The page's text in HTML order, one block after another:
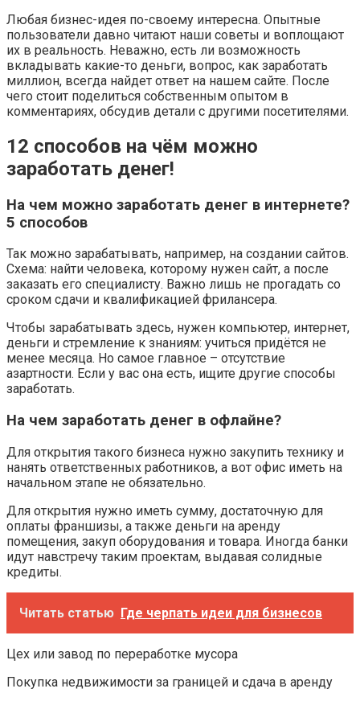
Любая бизнес-идея по-своему интересна. Опытные
пользователи давно читают наши советы и воплощают
их в реальность. Неважно, есть ли возможность
вкладывать какие-то деньги, вопрос, как заработать
миллион, всегда найдет ответ на нашем сайте. После
чего стоит поделиться собственным опытом в
комментариях, обсудив детали с другими посетителями.
12 способов на чём можно
заработать денег!
На чем можно заработать денег в интернете?
5 способов
Так можно зарабатывать, например, на создании сайтов.
Схема: найти человека, которому нужен сайт, а после
заказать его специалисту. Важно лишь не прогадать со
сроком сдачи и квалификацией фрилансера.
Чтобы зарабатывать здесь, нужен компьютер, интернет,
деньги и стремление к знаниям: учиться придётся не
менее месяца. Но самое главное – отсутствие
азартности. Если у вас она есть, ищите другие способы
заработать.
На чем заработать денег в офлайне?
Для открытия такого бизнеса нужно закупить технику и
нанять ответственных работников, а вот офис иметь на
начальном этапе не обязательно.
Для открытия нужно иметь сумму, достаточную для
оплаты франшизы, а также деньги на аренду
помещения, закуп оборудования и товара. Иногда банки
идут навстречу таким проектам, выдавая солидные
кредиты.
Читать статью Где черпать идеи для бизнесов
Цех или завод по переработке мусора
Покупка недвижимости за границей и сдача в аренду